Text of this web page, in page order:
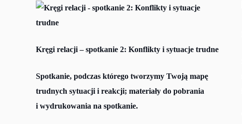
Kręgi relacji – spotkanie 2: Konflikty i sytuacje trudne
Spotkanie, podczas którego tworzymy Twoją mapę
trudnych sytuacji i reakcji; materiały do pobrania
i wydrukowania na spotkanie.